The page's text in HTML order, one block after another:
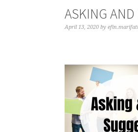
ASKING
April 13, 2020 by